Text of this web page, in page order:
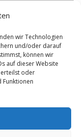
wir Technologien
und/oder darauf
können wir
auf dieser Website
oder
Funktionen
NÄCHSTER ARTIKEL
Rechtsanwalt
Neckargemünd
Fachanwalt für